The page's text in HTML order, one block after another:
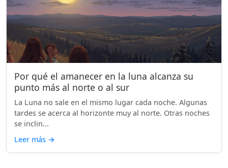
Por qué el amanecer en la luna alcanza su
punto más al norte o al sur
La Luna no sale en el mismo lugar cada noche. Algunas
tardes se acerca al horizonte muy al norte. Otras noches
se inclin...
Leer más →